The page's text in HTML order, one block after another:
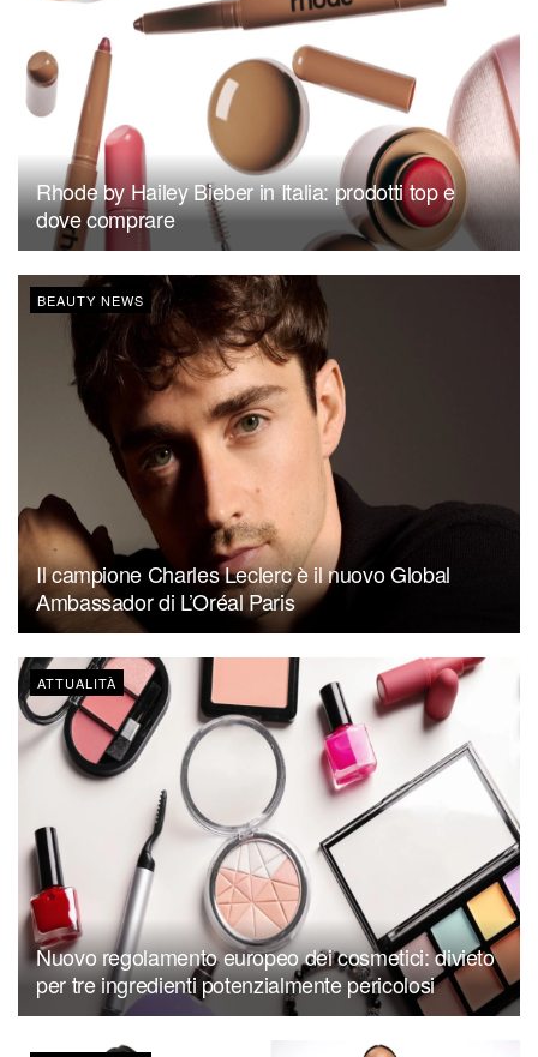
Rhode by Hailey Bieber in Italia: prodotti top e
dove comprare
BEAUTY NEWS
Il campione Charles Leclerc è il nuovo Global
Ambassador di L’Oréal Paris
ATTUALITÀ
Nuovo regolamento europeo dei cosmetici: divieto
per tre ingredienti potenzialmente pericolosi